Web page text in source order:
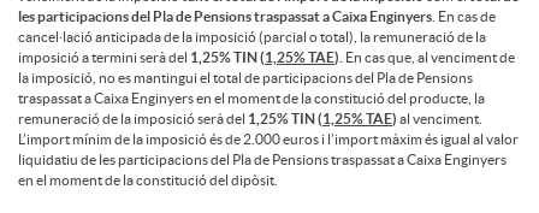
0
2
6
t
a
0
2
3
les participacions del Pla de Pensions traspassat a Caixa Enginyers . En cas de
cancel·lació anticipada de la imposició (parcial o total), la remuneració de la
imposició a termini serà del 1,25% TIN (1,25% TAE). En cas que, al venciment de
la imposició, no es mantingui el total de participacions del Pla de Pensions
traspassat a Caixa Enginyers en el moment de la constitució del producte, la
remuneració de la imposició serà del 1,25% TIN (1,25% TAE) al venciment.
L’import mínim de la imposició és de 2.000 euros i l’import màxim és igual al valor
liquidatiu de les participacions del Pla de Pensions traspassat a Caixa Enginyers
en el moment de la constitució del dipòsit.